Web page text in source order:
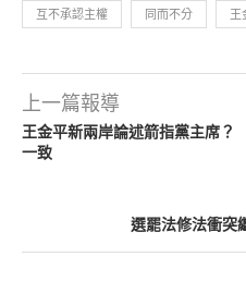
互不承認主權 同而不分 王
上一篇報導
王金平新兩岸論述箭指黨主席
一致
選罷法修法衝